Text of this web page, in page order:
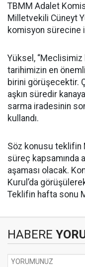
TBMM Adalet
Milletvekili Cüneyt
komisyon sürecine
Yüksel,
tarihimizin en
birini görüşecektir.
aşkın süredir
sarma iradesinin
kullandı.
Söz konusu teklifin
süreç kapsamında
aşaması olacak.
Kurul’da
Teklifin hafta sonu
HABERE